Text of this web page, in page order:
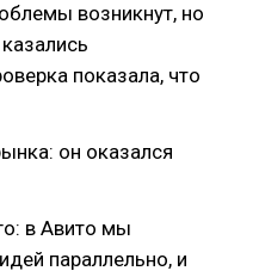
возникнут, но
показала, что
он оказался
в Авито мы
параллельно, и